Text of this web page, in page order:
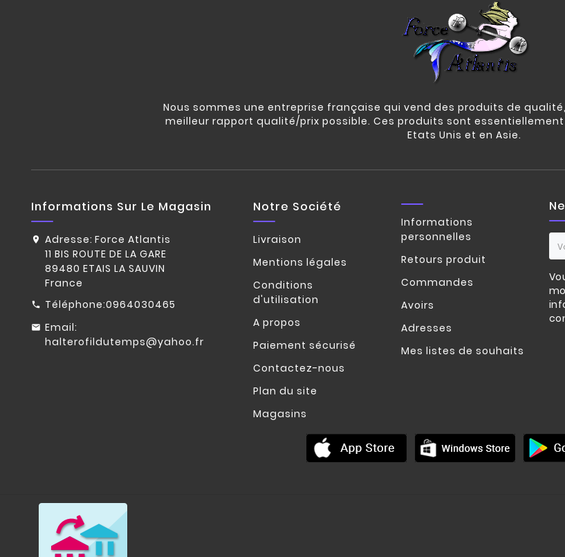
Nous sommes une entreprise française qui vend des produits de
meilleur rapport qualité/prix possible. Ces produits sont essentiellement
Etats Unis et en Asie.
Informations Sur Le Magasin
Adresse: Force Atlantis
11 BIS ROUTE DE LA GARE
89480 ETAIS LA SAUVIN
France
Téléphone:0964030465
Email:
halterofildutemps@yahoo.fr
Notre Société
Livraison
Mentions légales
Conditions
d'utilisation
A propos
Paiement sécurisé
Contactez-nous
Plan du site
Magasins
Informations
personnelles
Retours produit
Commandes
Avoirs
Adresses
Mes listes de souhaits